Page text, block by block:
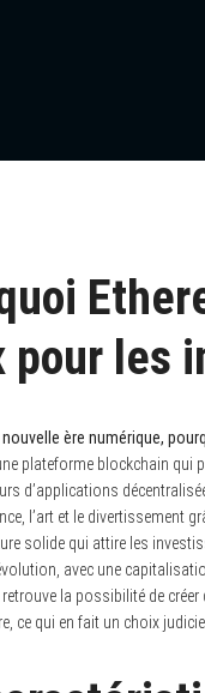
pour les
nouvelle ère numérique,
plateforme blockchain qui
d’applications
l’art et le divertissement
solide qui attire les
avec une
la possibilité de
ce qui en fait un choix